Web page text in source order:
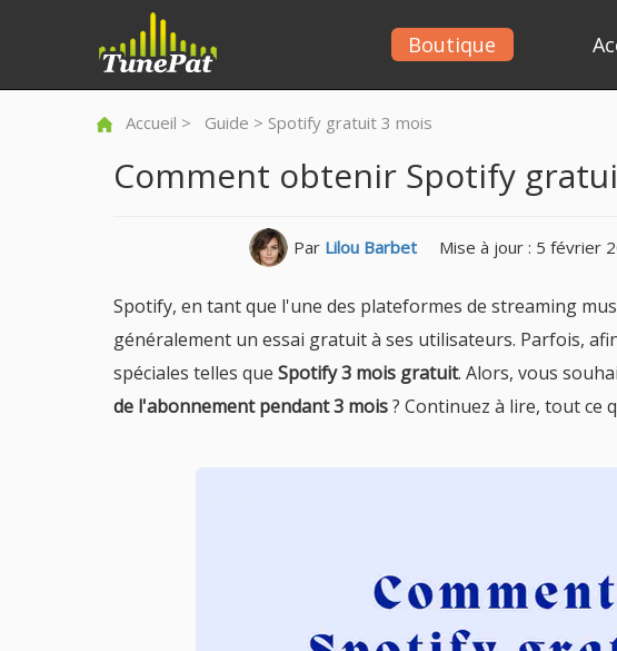
Boutique
Accueil > Guide > Spotify gratuit 3 mois
Comment obtenir Spotify
Par Lilou Barbet Mise à jour : 5 février
Spotify, en tant que l'une des plateformes de streaming
généralement un essai gratuit à ses utilisateurs. Parfois,
spéciales telles que Spotify 3 mois gratuit. Alors, vous
de l'abonnement pendant 3 mois? Continuez à lire, tout ce